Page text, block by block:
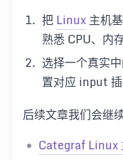
把Linux主机
熟悉 CPU、内
选择一个真实
置对应 input 插
后续文章我们会继续
Categraf Linux